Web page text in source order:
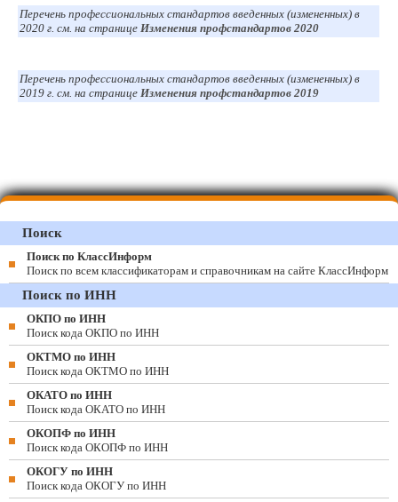
Перечень профессиональных стандартов введенных (измененных) в
2020 г. см. на странице Изменения профстандартов 2020
Перечень профессиональных стандартов введенных (измененных) в
2019 г. см. на странице Изменения профстандартов 2019
Поиск
Поиск по КлассИнформ
Поиск по всем классификаторам и справочникам на сайте КлассИнформ
Поиск по ИНН
ОКПО по ИНН
Поиск кода ОКПО по ИНН
ОКТМО по ИНН
Поиск кода ОКТМО по ИНН
ОКАТО по ИНН
Поиск кода ОКАТО по ИНН
ОКОПФ по ИНН
Поиск кода ОКОПФ по ИНН
ОКОГУ по ИНН
Поиск кода ОКОГУ по ИНН